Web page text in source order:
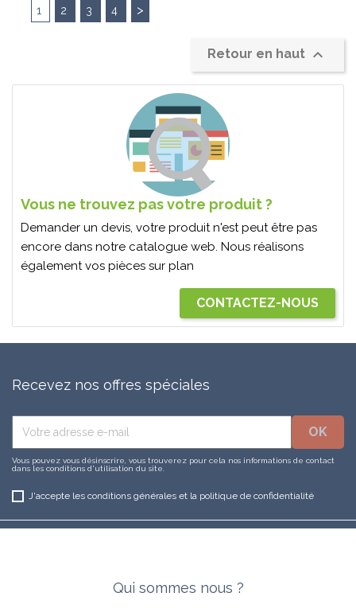
1 2 3 4 >
Retour en haut 
Vous ne trouvez pas votre produit ?
Demander un devis, votre produit n'est peut être pas
encore dans notre catalogue web. Nous réalisons
également vos pièces sur plan
CONTACTEZ-NOUS
Recevez nos offres spéciales
Vous pouvez vous désinscrire, vous trouverez pour cela nos informations de contact
dans les conditions d'utilisation du site.
J'accepte les conditions générales et la politique de confidentialité
Qui sommes nous ?